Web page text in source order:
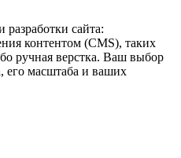
сайта:
контентом (CMS), таких
ручная верстка. Ваш выбор
его масштаба и ваших